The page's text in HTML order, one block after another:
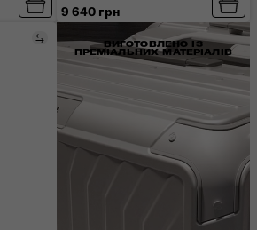
9 640 грн
Порівняти
ВИГОТОВЛЕНО ІЗ
ПРЕМІАЛЬНИХ МАТЕРІАЛІВ